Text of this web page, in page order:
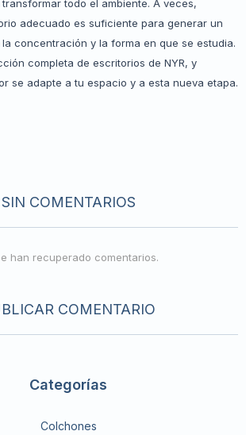
todo el ambiente. A veces,
adecuado es suficiente para generar un
concentración y la forma en que se estudia.
completa de escritorios de NYR, y
se adapte a tu espacio y a esta nueva etapa.
SIN COMENTARIOS
han recuperado comentarios.
COMENTARIO
Categorías
Colchones